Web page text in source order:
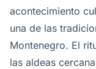
acontecimiento
una de las
Montenegro. El
las aldeas